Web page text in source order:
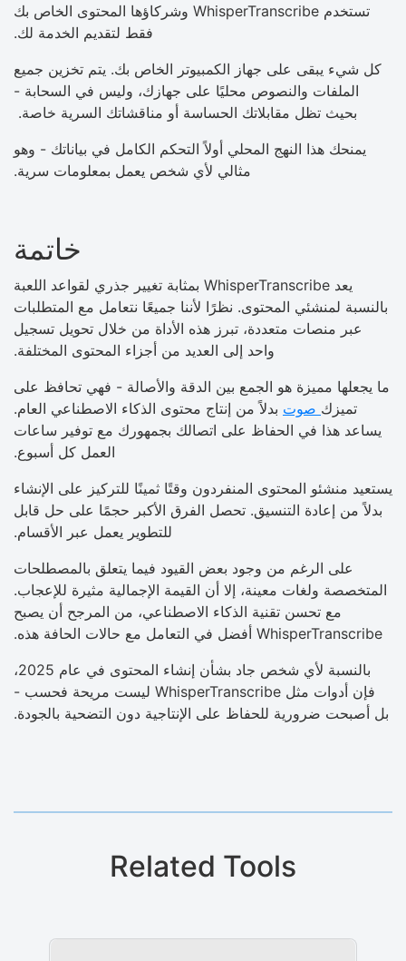
تستخدم WhisperTranscribe وشركاؤها المحتوى الخاص بك
فقط لتقديم الخدمة لك.
كل شيء يبقى على جهاز الكمبيوتر الخاص بك. يتم تخزين جميع
الملفات والنصوص محليًا على جهازك، وليس في السحابة -
بحيث تظل مقابلاتك الحساسة أو مناقشاتك السرية خاصة.
يمنحك هذا النهج المحلي أولاً التحكم الكامل في بياناتك - وهو
مثالي لأي شخص يعمل بمعلومات سرية.
خاتمة
يعد WhisperTranscribe بمثابة تغيير جذري لقواعد اللعبة
بالنسبة لمنشئي المحتوى. نظرًا لأننا جميعًا نتعامل مع المتطلبات
عبر منصات متعددة، تبرز هذه الأداة من خلال تحويل تسجيل
واحد إلى العديد من أجزاء المحتوى المختلفة.
ما يجعلها مميزة هو الجمع بين الدقة والأصالة - فهي تحافظ على
تميزك صوت بدلاً من إنتاج محتوى الذكاء الاصطناعي العام.
يساعد هذا في الحفاظ على اتصالك بجمهورك مع توفير ساعات
العمل كل أسبوع.
يستعيد منشئو المحتوى المنفردون وقتًا ثمينًا للتركيز على الإنشاء
بدلاً من إعادة التنسيق. تحصل الفرق الأكبر حجمًا على حل قابل
للتطوير يعمل عبر الأقسام.
على الرغم من وجود بعض القيود فيما يتعلق بالمصطلحات
المتخصصة ولغات معينة، إلا أن القيمة الإجمالية مثيرة للإعجاب.
مع تحسن تقنية الذكاء الاصطناعي، من المرجح أن يصبح
WhisperTranscribe أفضل في التعامل مع حالات الحافة هذه.
بالنسبة لأي شخص جاد بشأن إنشاء المحتوى في عام 2025،
فإن أدوات مثل WhisperTranscribe ليست مريحة فحسب -
بل أصبحت ضرورية للحفاظ على الإنتاجية دون التضحية بالجودة.
Related Tools